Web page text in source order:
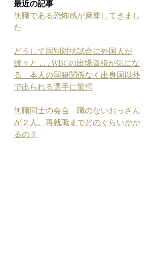
最近の記事
無職である恐怖感が麻痺してきまし
た
どうして国別対抗試合に外国人が
続々と . . . WBCの出場資格が気にな
る　本人の国籍関係なく出身国以外
で出られる選手に驚愕
無職同士の会合　職のないおっさん
が２人。再就職までどのぐらいかか
るの？